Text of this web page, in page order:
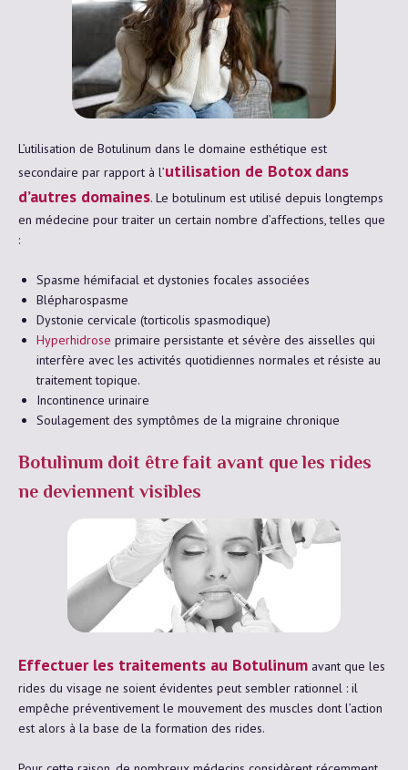
L’utilisation de Botulinum dans le domaine esthétique est
secondaire par rapport à l’utilisation de Botox dans
d’autres domaines. Le botulinum est utilisé depuis longtemps
en médecine pour traiter un certain nombre d’affections, telles que
:
Spasme hémifacial et dystonies focales associées
Blépharospasme
Dystonie cervicale (torticolis spasmodique)
Hyperhidrose primaire persistante et sévère des aisselles qui
interfère avec les activités quotidiennes normales et résiste au
traitement topique.
Incontinence urinaire
Soulagement des symptômes de la migraine chronique
Botulinum doit être fait avant que les rides
ne deviennent visibles
Effectuer les traitements au Botulinum avant que les
rides du visage ne soient évidentes peut sembler rationnel : il
empêche préventivement le mouvement des muscles dont l’action
est alors à la base de la formation des rides.